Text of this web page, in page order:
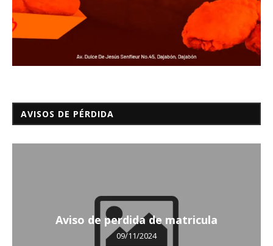
AVISOS DE PÉRDIDA
Aviso de perdida de matricula
09/11/2024